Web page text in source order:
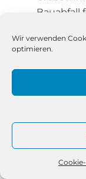
Wir verwenden
optimieren.
Bauabfall
geben
Was
macht,
Telefon